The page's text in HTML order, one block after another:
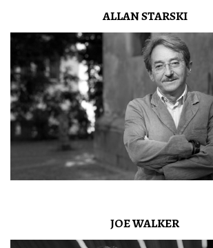
ALLAN STARSKI
JOE WALKER